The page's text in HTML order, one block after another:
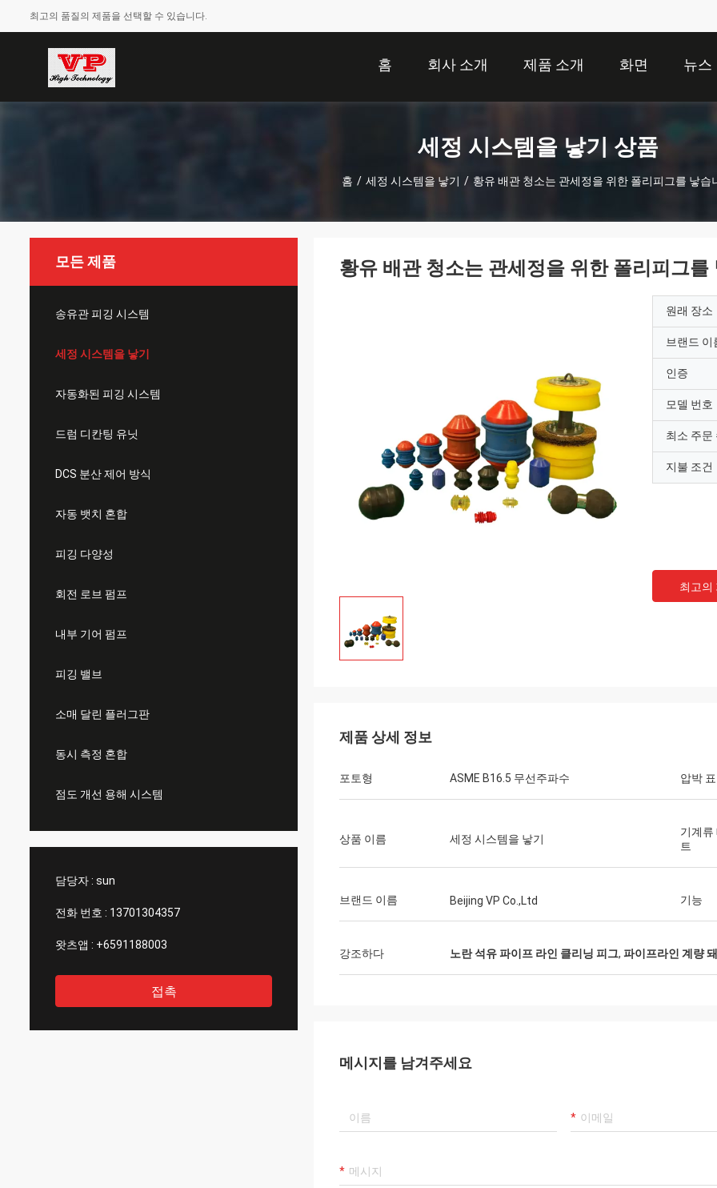
최고의 품질의 제품을 선택할 수 있습니다.
홈 회사 소개 제품 소개 화면 뉴스
세정 시스템을 낳기 상품
홈 / 세정 시스템을 낳기 / 황유 배관 청소는 관세정을 위한 폴리피그를 낳습
모든 제품
송유관 피깅 시스템
세정 시스템을 낳기
자동화된 피깅 시스템
드럼 디칸팅 유닛
DCS 분산 제어 방식
자동 뱃치 혼합
피깅 다양성
회전 로브 펌프
내부 기어 펌프
피깅 밸브
소매 달린 플러그판
동시 측정 혼합
점도 개선 용해 시스템
담당자 : sun
전화 번호 : 13701304357
왓츠앱 : +6591188003
접촉
황유 배관 청소는 관세정을 위한 폴리피그를
원래 장소
브랜드 이
인증
모델 번호
최소 주문
지불 조건
최고의
제품 상세 정보
포토형 ASME B16.5 무선주파수 압박
상품 이름 세정 시스템을 낳기
기계류
트
브랜드 이름 Beijing VP Co.,Ltd 기능
강조하다 노란 석유 파이프 라인 클리닝 피그, 파이프라인 계량
메시지를 남겨주세요